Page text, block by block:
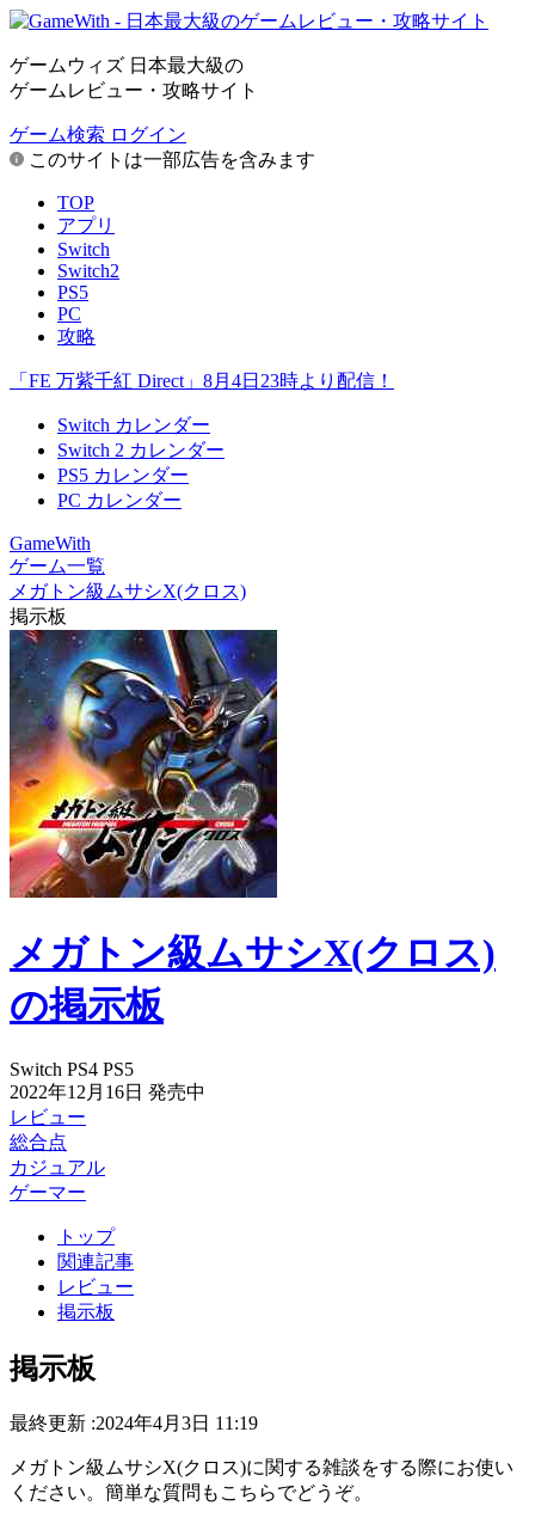
ゲームウィズ 日本最大級の
ゲームレビュー・攻略サイト
ゲーム検索 ログイン
このサイトは一部広告を含みます
TOP
アプリ
Switch
Switch2
PS5
PC
攻略
「FE 万紫千紅 Direct」8月4日23時より配信！
Switch カレンダー
Switch 2 カレンダー
PS5 カレンダー
PC カレンダー
GameWith
ゲーム一覧
メガトン級ムサシX(クロス)
掲示板
メガトン級ムサシX(クロス)
の掲示板
Switch PS4 PS5
2022年12月16日 発売中
レビュー
総合点
カジュアル
ゲーマー
トップ
関連記事
レビュー
掲示板
掲示板
最終更新 :2024年4月3日 11:19
メガトン級ムサシX(クロス)に関する雑談をする際にお使い
ください。簡単な質問もこちらでどうぞ。